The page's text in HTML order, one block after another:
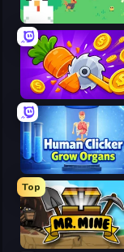
The MachinEGG
Farm Ring Idle
Top
Mr. Mine